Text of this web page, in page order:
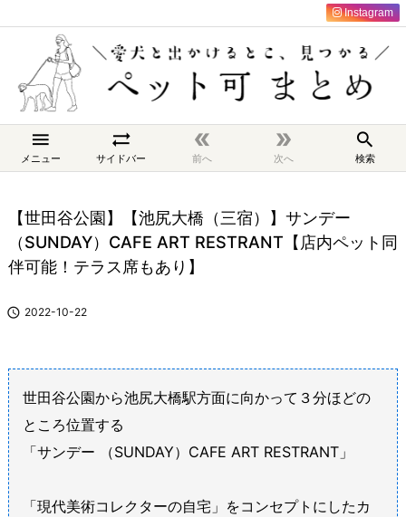

メニュー

サイドバー

前へ

次へ

検索
Instagram
【世田谷公園】【池尻大橋（三宿）】サンデー
（SUNDAY）CAFE ART RESTRANT【店内ペット同
伴可能！テラス席もあり】
 2022-10-22
世田谷公園から池尻大橋駅方面に向かって３分ほどの
ところ位置する
「サンデー （SUNDAY）CAFE ART RESTRANT」
「現代美術コレクターの自宅」をコンセプトにしたカ